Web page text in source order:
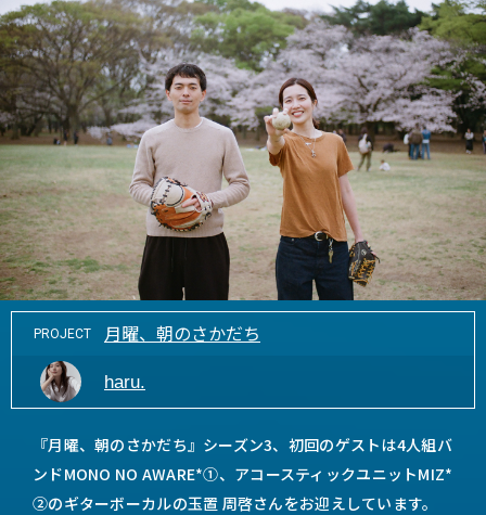
PROJECT 月曜、朝のさかだち
haru.
『月曜、朝のさかだち』シーズン3、初回のゲストは4人組バ
ンドMONO NO AWARE*①、アコースティックユニットMIZ*
②のギターボーカルの玉置 周啓さんをお迎えしています。